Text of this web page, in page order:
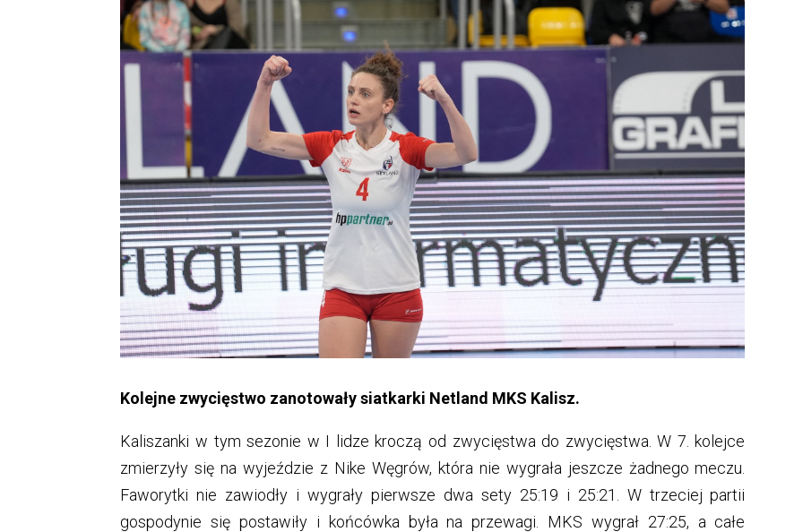
Kolejne zwycięstwo zanotowały siatkarki Netland MKS Kalisz.
Kaliszanki w tym sezonie w I lidze kroczą od zwycięstwa do zwycięstwa. W 7. kolejce
zmierzyły się na wyjeździe z Nike Węgrów, która nie wygrała jeszcze żadnego meczu.
Faworytki nie zawiodły i wygrały pierwsze dwa sety 25:19 i 25:21. W trzeciej partii
gospodynie się postawiły i końcówka była na przewagi. MKS wygrał 27:25, a całe